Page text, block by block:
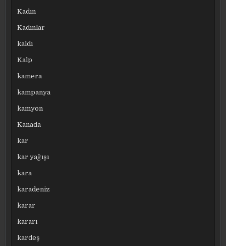
Kadın
Kadınlar
kaldı
Kalp
kamera
kampanya
kamyon
Kanada
kar
kar yağışı
kara
karadeniz
karar
kararı
kardeş